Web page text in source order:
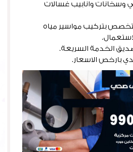
وانابيب غسالات
بتركيب مواسير مياه
الخدمة السريعة.
بارخص الاسعار.